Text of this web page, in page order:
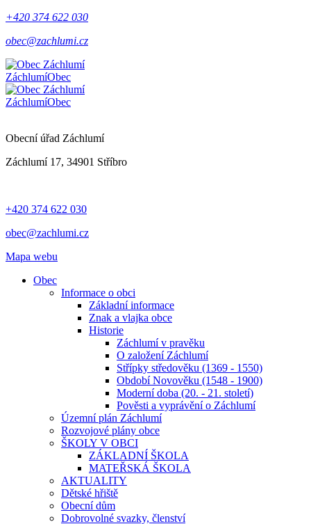
+420 374 622 030
obec@zachlumi.cz
ZáchlumíObec
ZáchlumíObec
Obecní úřad Záchlumí
Záchlumí 17, 34901 Stříbro
+420 374 622 030
obec@zachlumi.cz
Mapa webu
Obec
Informace o obci
Základní informace
Znak a vlajka obce
Historie
Záchlumí v pravěku
O založení Záchlumí
Střípky středověku (1369 - 1550)
Období Novověku (1548 - 1900)
Moderní doba (20. - 21. století)
Pověsti a vyprávění o Záchlumí
Územní plán Záchlumí
Rozvojové plány obce
ŠKOLY V OBCI
ZÁKLADNÍ ŠKOLA
MATEŘSKÁ ŠKOLA
AKTUALITY
Dětské hřiště
Obecní dům
Dobrovolné svazky, členství